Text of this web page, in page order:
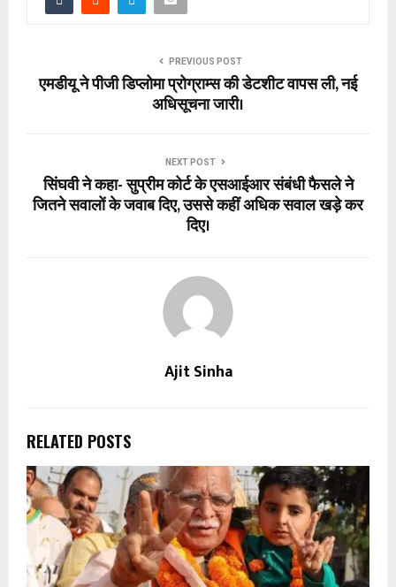
PREVIOUS POST
एमडीयू ने पीजी डिप्लोमा प्रोग्राम्स की डेटशीट वापस ली, नई
अधिसूचना जारी।
NEXT POST
सिंघवी ने कहा- सुप्रीम कोर्ट के एसआईआर संबंधी फैसले ने
जितने सवालों के जवाब दिए, उससे कहीं अधिक सवाल खड़े कर
दिए।
Ajit Sinha
RELATED POSTS